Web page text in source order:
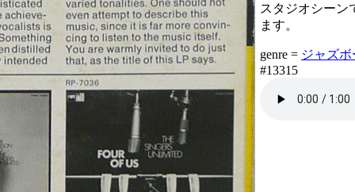
スタジオシーン
ます。
genre = ジャズボ
#13315